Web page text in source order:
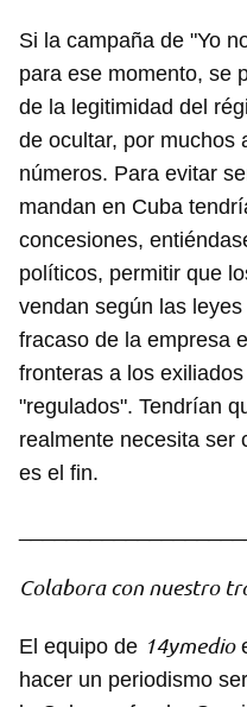
Si la campaña de "Yo
para ese momento, se
de la legitimidad del
de ocultar, por muchos
números. Para evitar
mandan en Cuba
concesiones,
políticos, permitir que
vendan según las
fracaso de la empresa
fronteras a los
"regulados". Tendrían
realmente necesita ser
es el fin.
Colabora con nuestro
El equipo de 14ymedio
hacer un periodismo